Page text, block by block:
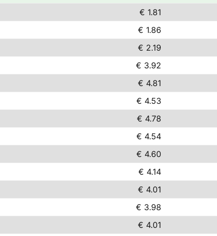
€ 1.81
€ 1.86
€ 2.19
€ 3.92
€ 4.81
€ 4.53
€ 4.78
€ 4.54
€ 4.60
€ 4.14
€ 4.01
€ 3.98
€ 4.01